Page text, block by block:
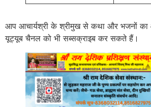
आप आचार्यश्री के श्रीमुख से कथा और भजनों
यूट्यूब चैनल को भी सब्सक्राइब कर सकते हैं।